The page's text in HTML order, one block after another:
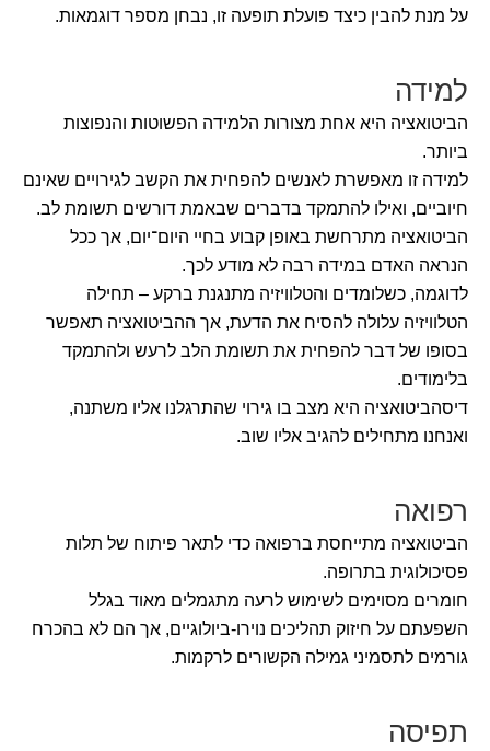
על מנת להבין כיצד פועלת תופעה זו, נבחן מספר דוגמאות.
למידה
הביטואציה היא אחת מצורות הלמידה הפשוטות והנפוצות
ביותר.
למידה זו מאפשרת לאנשים להפחית את הקשב לגירויים שאינם
חיוביים, ואילו להתמקד בדברים שבאמת דורשים תשומת לב.
הביטואציה מתרחשת באופן קבוע בחיי היום־יום, אך ככל
הנראה האדם במידה רבה לא מודע לכך.
לדוגמה, כשלומדים והטלוויזיה מתנגנת ברקע – תחילה
הטלוויזיה עלולה להסיח את הדעת, אך ההביטואציה תאפשר
בסופו של דבר להפחית את תשומת הלב לרעש ולהתמקד
בלימודים.
דיסהביטואציה היא מצב בו גירוי שהתרגלנו אליו משתנה,
ואנחנו מתחילים להגיב אליו שוב.
רפואה
הביטואציה מתייחסת ברפואה כדי לתאר פיתוח של תלות
פסיכולוגית בתרופה.
חומרים מסוימים לשימוש לרעה מתגמלים מאוד בגלל
השפעתם על חיזוק תהליכים נוירו-ביולוגיים, אך הם לא בהכרח
גורמים לתסמיני גמילה הקשורים לרקמות.
תפיסה